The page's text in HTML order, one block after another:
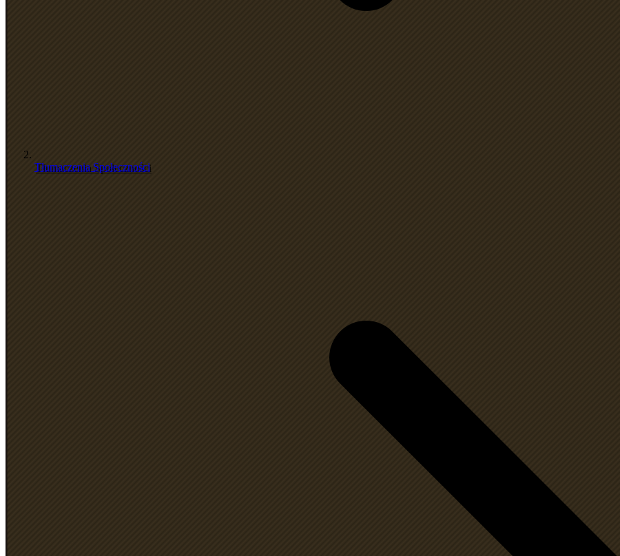
Tłumaczenia Społeczności